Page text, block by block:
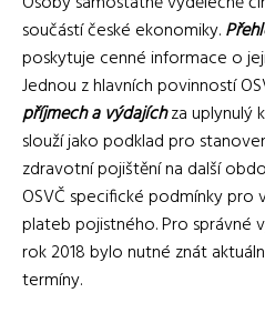
součástí české ekonomiky.
poskytuje cenné informace o
Jednou z hlavních povinností
příjmech a výdajíchza uplynulý
slouží jako podklad pro
zdravotní pojištění na další
OSVČ specifické podmínky pro
plateb pojistného. Pro správné
rok 2018 bylo nutné znát
termíny.